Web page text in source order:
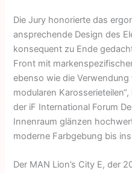
Die Jury honorierte das
ansprechende Design des
konsequent zu Ende
Front mit
ebenso wie die
modularen
der iF International Forum
Innenraum glänzen
moderne Farbgebung bis ins
Der MAN Lion’s City E, der